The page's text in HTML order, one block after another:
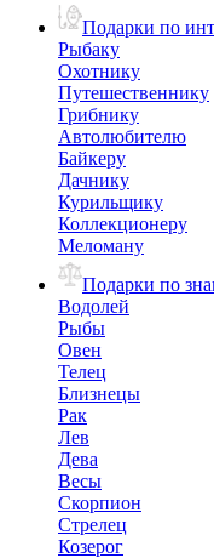
Подарки по
Рыбаку
Охотнику
Путешественнику
Грибнику
Автолюбителю
Байкеру
Дачнику
Курильщику
Коллекционеру
Меломану
Подарки по
Водолей
Рыбы
Овен
Телец
Близнецы
Рак
Лев
Дева
Весы
Скорпион
Стрелец
Козерог